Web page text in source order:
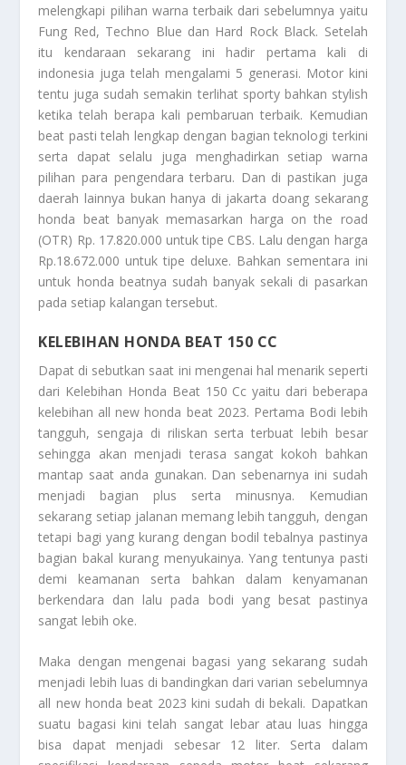
melengkapi pilihan warna terbaik dari sebelumnya yaitu
Fung Red, Techno Blue dan Hard Rock Black. Setelah
itu kendaraan sekarang ini hadir pertama kali di
indonesia juga telah mengalami 5 generasi. Motor kini
tentu juga sudah semakin terlihat sporty bahkan stylish
ketika telah berapa kali pembaruan terbaik. Kemudian
beat pasti telah lengkap dengan bagian teknologi terkini
serta dapat selalu juga menghadirkan setiap warna
pilihan para pengendara terbaru. Dan di pastikan juga
daerah lainnya bukan hanya di jakarta doang sekarang
honda beat banyak memasarkan harga on the road
(OTR) Rp. 17.820.000 untuk tipe CBS. Lalu dengan harga
Rp.18.672.000 untuk tipe deluxe. Bahkan sementara ini
untuk honda beatnya sudah banyak sekali di pasarkan
pada setiap kalangan tersebut.
KELEBIHAN HONDA BEAT 150 CC
Dapat di sebutkan saat ini mengenai hal menarik seperti
dari Kelebihan Honda Beat 150 Cc yaitu dari beberapa
kelebihan all new honda beat 2023. Pertama Bodi lebih
tangguh, sengaja di riliskan serta terbuat lebih besar
sehingga akan menjadi terasa sangat kokoh bahkan
mantap saat anda gunakan. Dan sebenarnya ini sudah
menjadi bagian plus serta minusnya. Kemudian
sekarang setiap jalanan memang lebih tangguh, dengan
tetapi bagi yang kurang dengan bodil tebalnya pastinya
bagian bakal kurang menyukainya. Yang tentunya pasti
demi keamanan serta bahkan dalam kenyamanan
berkendara dan lalu pada bodi yang besat pastinya
sangat lebih oke.
Maka dengan mengenai bagasi yang sekarang sudah
menjadi lebih luas di bandingkan dari varian sebelumnya
all new honda beat 2023 kini sudah di bekali. Dapatkan
suatu bagasi kini telah sangat lebar atau luas hingga
bisa dapat menjadi sebesar 12 liter. Serta dalam